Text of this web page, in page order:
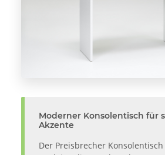
Moderner Konsolentisch für
Akzente
Der Preisbrecher